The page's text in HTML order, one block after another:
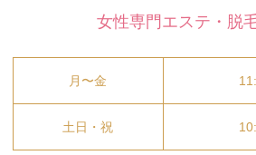
女性専門エステ・脱
月〜金
土日・祝